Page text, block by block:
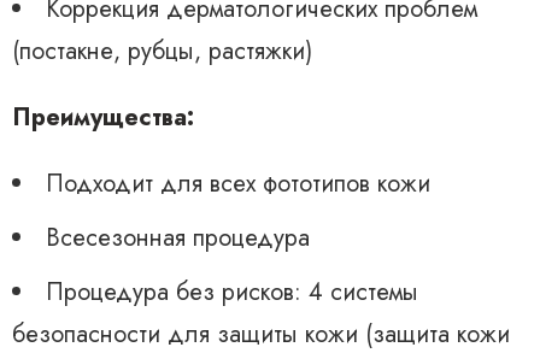
Коррекция дерматологических проблем
(постакне, рубцы, растяжки)
Преимущества:
Подходит для всех фототипов кожи
Всесезонная процедура
Процедура без рисков: 4 системы
безопасности для защиты кожи (защита кожи